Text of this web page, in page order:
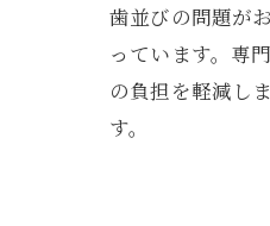
歯並びの問題が
っています。専
の負担を軽減し
す。